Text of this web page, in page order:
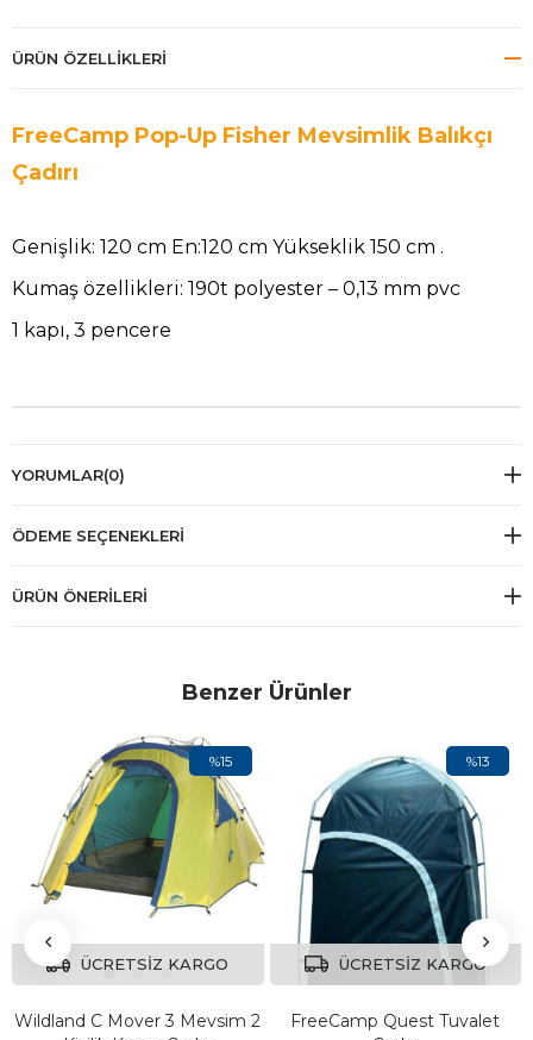
ÜRÜN ÖZELLIKLERI
FreeCamp Pop-Up Fisher Mevsimlik Balıkçı
Çadırı
Genişlik: 120 cm En:120 cm Yükseklik 150 cm .
Kumaş özellikleri: 190t polyester – 0,13 mm pvc
1 kapı, 3 pencere
YORUMLAR(0)
ÖDEME SEÇENEKLERI
ÜRÜN ÖNERILERI
Benzer Ürünler
Wildland C Mover 3 Mevsim 2
%15
ÜCRETSIZ KARGO
FreeCamp Quest Tuvalet
%13
ÜCRETSIZ KARGO